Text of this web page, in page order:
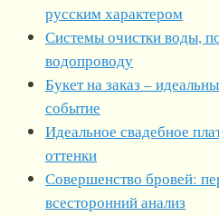
русским характером
Системы очистки воды,
водопроводу
Букет на заказ –
событие
Идеальное свадебное
оттенки
Совершенство бровей:
всесторонний анализ